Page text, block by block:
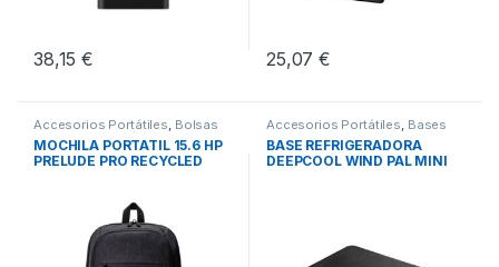
38,15€ 25,07€
Accesorios Portátiles, Bolsas
Transporte Portátiles, Movilidad
MOCHILA PORTATIL 15.6 HP
PRELUDE PRO RECYCLED
Accesorios Portátiles, Bases
Refrigeradoras,Movilidad
BASE REFRIGERADORA
DEEPCOOL WIND PAL MINI